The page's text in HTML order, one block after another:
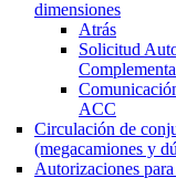
dimensiones
Atrás
Solicitud
ACC
Circulación de
(megacamiones y
Autorizaciones